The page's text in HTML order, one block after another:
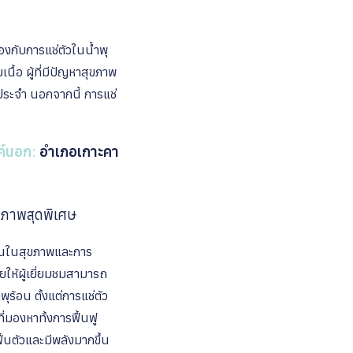
งกับการแช่ตัวในน้ำพุ
เนื้อ ผู้ที่มีปัญหาสุขภาพ
ะจำ นอกจากนี้ การแช่
นอก: อำเภอเกาะคา
าพสุดพิเศษ
นสุขภาพและการ
ห้ผู้เยี่ยมชมสามารถ
ร้อน ตั้งแต่การแช่ตัว
มองหาทั้งการฟื้นฟู
นตัวและมีพลังมากขึ้น